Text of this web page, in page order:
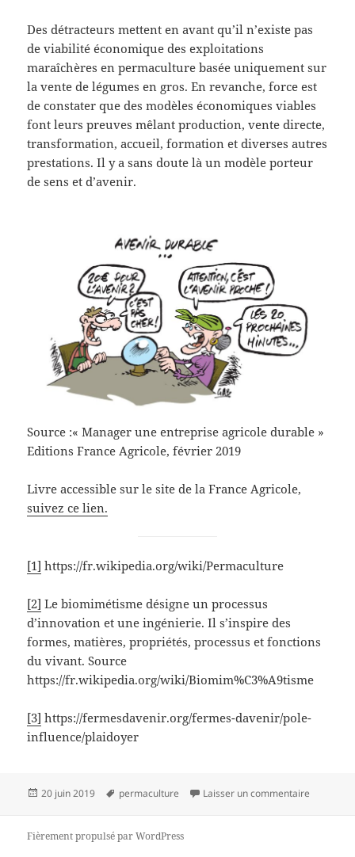
Des détracteurs mettent en avant qu’il n’existe pas
de viabilité économique des exploitations
maraîchères en permaculture basée uniquement sur
la vente de légumes en gros. En revanche, force est
de constater que des modèles économiques viables
font leurs preuves mêlant production, vente directe,
transformation, accueil, formation et diverses autres
prestations. Il y a sans doute là un modèle porteur
de sens et d’avenir.
Source :« Manager une entreprise agricole durable »
Editions France Agricole, février 2019
Livre accessible sur le site de la France Agricole,
suivez ce lien.
[1] https://fr.wikipedia.org/wiki/Permaculture
[2] Le biomimétisme désigne un processus
d’innovation et une ingénierie. Il s’inspire des
formes, matières, propriétés, processus et fonctions
du vivant. Source
https://fr.wikipedia.org/wiki/Biomim%C3%A9tisme
[3] https://fermesdavenir.org/fermes-davenir/pole-
influence/plaidoyer
Publié
20 juin 2019
Mots-
permaculture Laisser un commentaire
Fièrement propulsé par WordPress